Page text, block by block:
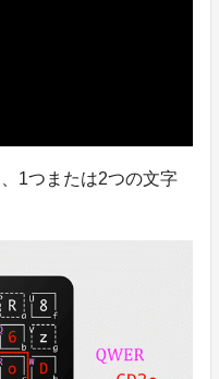
1つまたは2つの文字